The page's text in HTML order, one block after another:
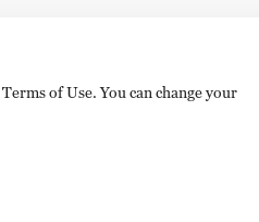
of Use. You can change your